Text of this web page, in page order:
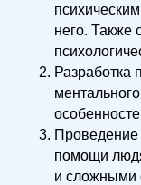
него. Также
Разработка
Проведение
помощи
и сложными